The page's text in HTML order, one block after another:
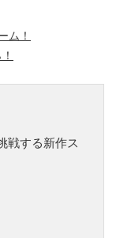
ム！
戦する新作ス